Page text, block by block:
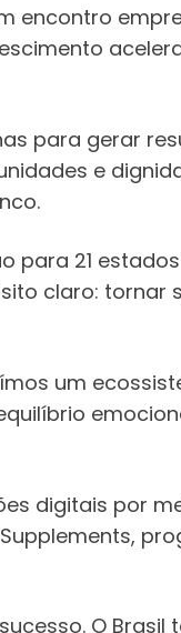
encontro
para gerar
e
para 21
claro:
um
digitais por
O